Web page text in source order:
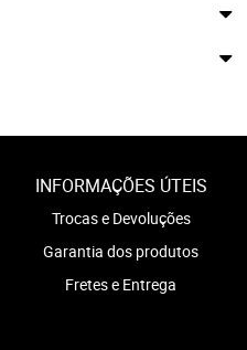
INFORMAÇÕES ÚTEIS
Trocas e Devoluções
Garantia dos produtos
Fretes e Entrega